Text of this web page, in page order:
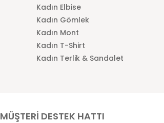
Kadın Elbise
Kadın Gömlek
Kadın Mont
Kadın T-Shirt
Kadın Terlik & Sandalet
MÜŞTERİ DESTEK HATTI